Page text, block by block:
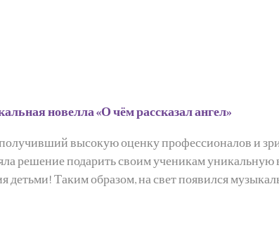
новелла «О чём рассказал ангел»
высокую оценку профессионалов и
решение подарить своим ученикам
детьми! Таким образом, на свет появился